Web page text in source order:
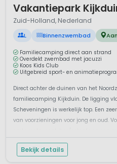
Vakantiepark
Zuid-Holland, Nederland
L Binnenzwembad
Familiecamping direct aan strand
Overdekt zwembad met jacuzzi
Koos Kids Club
Uitgebreid sport- en
Direct achter de duinen van het
familiecamping Kijkduin. De ligging
Scheveningen is werkelijk top. Een
van voorzieningen voor jong en oud.
Bekijk details